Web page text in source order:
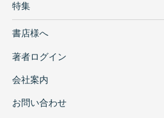
特集
書店様へ
著者ログイン
会社案内
お問い合わせ